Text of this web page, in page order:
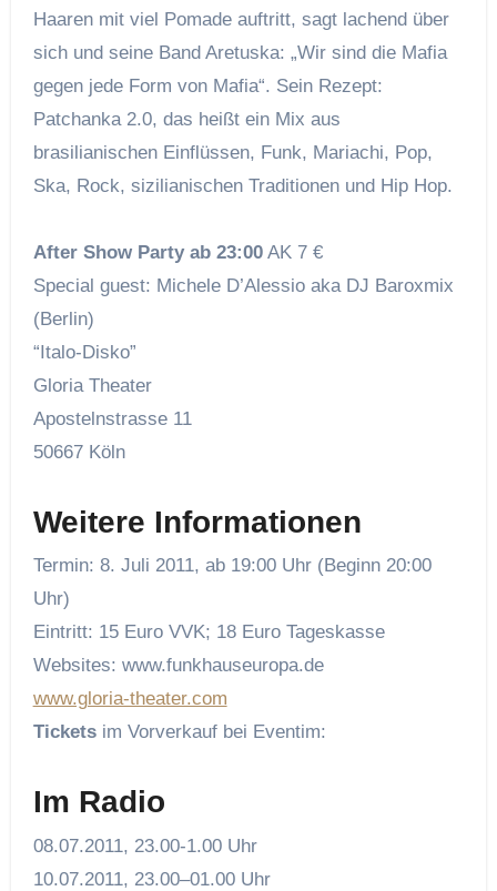
Haaren mit viel Pomade auftritt, sagt lachend über
sich und seine Band Aretuska: „Wir sind die Mafia
gegen jede Form von Mafia“. Sein Rezept:
Patchanka 2.0, das heißt ein Mix aus
brasilianischen Einflüssen, Funk, Mariachi, Pop,
Ska, Rock, sizilianischen Traditionen und Hip Hop.
After Show Party ab 23:00AK 7 €
Special guest: Michele D’Alessio aka DJ Baroxmix
(Berlin)
“Italo-Disko”
Gloria Theater
Apostelnstrasse 11
50667 Köln
Weitere Informationen
Termin: 8. Juli 2011, ab 19:00 Uhr (Beginn 20:00
Uhr)
Eintritt: 15 Euro VVK; 18 Euro Tageskasse
Websites: www.funkhauseuropa.de
www.gloria-theater.com
Ticketsim Vorverkauf bei Eventim:
Im Radio
08.07.2011, 23.00-1.00 Uhr
10.07.2011, 23.00–01.00 Uhr